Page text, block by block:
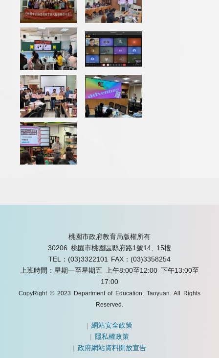
桃園市政府教育局版權所有
30206 桃園市桃園區縣府路1號14, 15樓
TEL：(03)3322101
FAX：(03)3358254
上班時間：星期一至星期五 上午8:00至12:00 下午13:00至
17:00
CopyRight © 2023 Department of Education, Taoyuan. All Rights
Reserved.
|網站安全政策
| 隱私權政策
|政府網站資料開放宣告